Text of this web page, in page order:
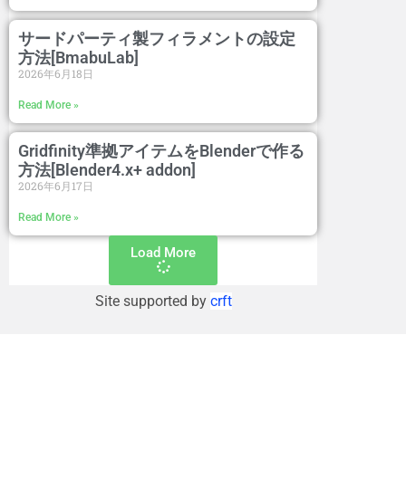
サードパーティ製フィラメントの設定
方法[BmabuLab]
2026年6月18日
Read More »
Gridfinity準拠アイテムをBlenderで作る
方法[Blender4.x+ addon]
2026年6月17日
Read More »
Load More
Site supported by crft